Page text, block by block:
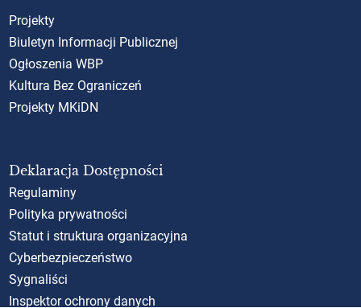
Projekty
Biuletyn Informacji Publicznej
Ogłoszenia WBP
Kultura Bez Ograniczeń
Projekty MKiDN
Deklaracja Dostępności
Regulaminy
Polityka prywatności
Statut i struktura organizacyjna
Cyberbezpieczeństwo
Sygnaliści
Inspektor ochrony danych